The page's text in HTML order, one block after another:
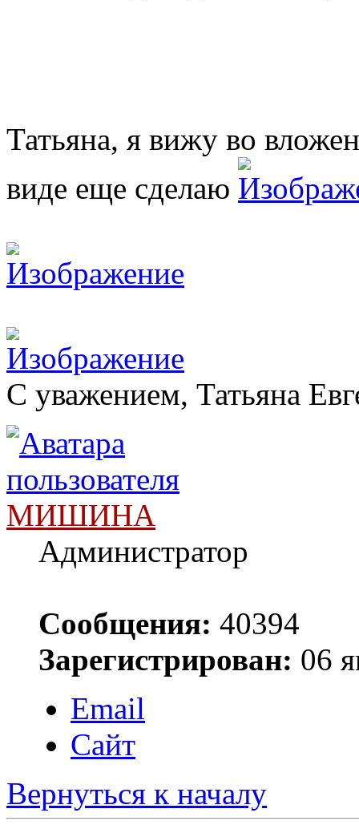
Татьяна, я вижу во
виде еще сделаю
С уважением, Татьяна
МИШИНА
Администратор
Сообщения: 40394
Зарегистрирован: 06
Email
Сайт
Вернуться к началу